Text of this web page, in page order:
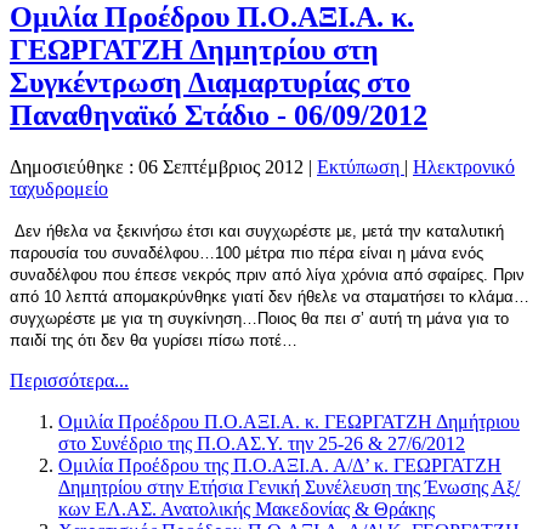
Ομιλία Προέδρου Π.Ο.ΑΞΙ.Α. κ.
ΓΕΩΡΓΑΤΖΗ Δημητρίου στη
Συγκέντρωση Διαμαρτυρίας στο
Παναθηναϊκό Στάδιο - 06/09/2012
Δημοσιεύθηκε : 06 Σεπτέμβριος 2012 | Εκτύπωση | Ηλεκτρονικό
ταχυδρομείο
Δεν ήθελα να ξεκινήσω έτσι και συγχωρέστε με, μετά την καταλυτική
παρουσία του συναδέλφου…100 μέτρα πιο πέρα είναι η μάνα ενός
συναδέλφου που έπεσε νεκρός πριν από λίγα χρόνια από σφαίρες. Πριν
από 10 λεπτά απομακρύνθηκε γιατί δεν ήθελε να σταματήσει το κλάμα…
συγχωρέστε με για τη συγκίνηση…Ποιος θα πει σ’ αυτή τη μάνα για το
παιδί της ότι δεν θα γυρίσει πίσω ποτέ…
Περισσότερα...
Ομιλία Προέδρου Π.Ο.ΑΞΙ.Α. κ. ΓΕΩΡΓΑΤΖΗ Δημήτριου
στο Συνέδριο της Π.Ο.ΑΣ.Υ. την 25-26 & 27/6/2012
Ομιλία Προέδρου της Π.Ο.ΑΞΙ.Α. Α/Δ’ κ. ΓΕΩΡΓΑΤΖΗ
Δημητρίου στην Ετήσια Γενική Συνέλευση της Ένωσης Αξ/
κων ΕΛ.ΑΣ. Ανατολικής Μακεδονίας & Θράκης